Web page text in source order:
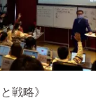
戦略》